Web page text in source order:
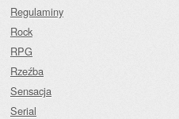
Regulaminy
Rock
RPG
Rzeźba
Sensacja
Serial